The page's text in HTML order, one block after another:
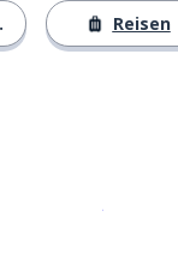
Reisen